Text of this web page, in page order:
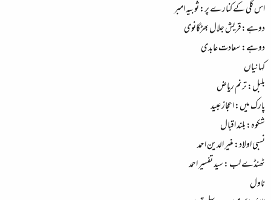
اس گلی کے کنارے پر: ثوبیہ امبر
دوہے:قریش جلال بھڑگانوی
دوہے: سعادت عابدی
کہانیاں
بلبل: ترنم ریاض
پارک میں: اعجاز عبید
شکوہ: بلند اقبال
نسبی اولاد: منیر الدین احمد
ٹھنڈے لب : سید تفسیر احمد
ناول